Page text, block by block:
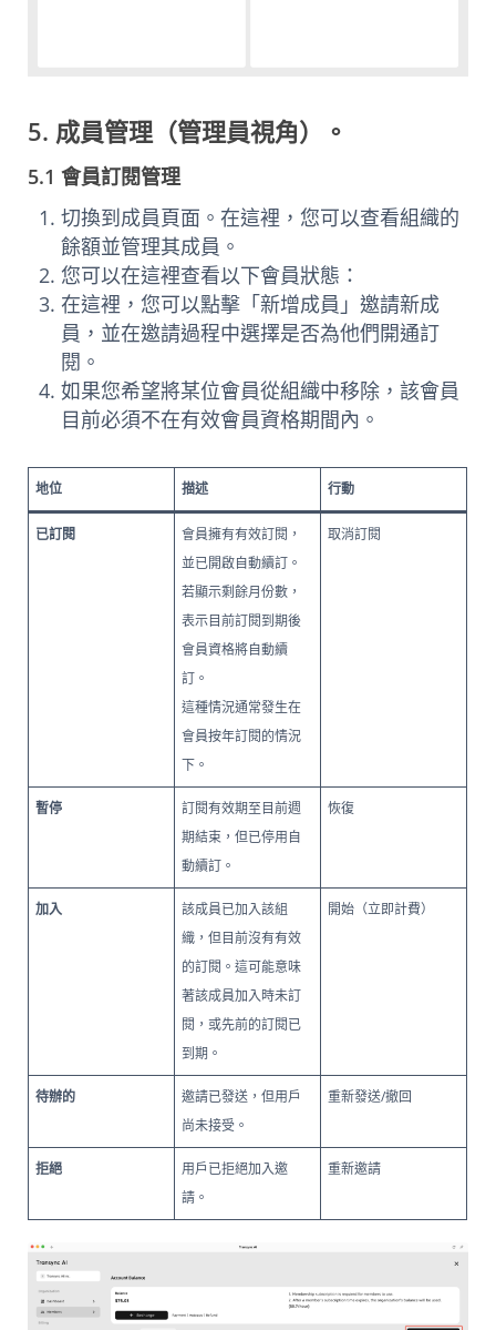
5. 成員管理（管理員視角）。
5.1 會員訂閱管理
切換到成員頁面。在這裡，您可以查看組織的
餘額並管理其成員。
您可以在這裡查看以下會員狀態：
在這裡，您可以點擊「新增成員」邀請新成
員，並在邀請過程中選擇是否為他們開通訂
閱。
如果您希望將某位會員從組織中移除，該會員
目前必須不在有效會員資格期間內。
地位 描述 行動
已訂閱
會員擁有有效訂閱，
並已開啟自動續訂。
若顯示剩餘月份數，
表示目前訂閱到期後
會員資格將自動續
訂。
這種情況通常發生在
會員按年訂閱的情況
下。
取消訂閱
暫停
訂閱有效期至目前週
期結束，但已停用自
動續訂。
恢復
加入
該成員已加入該組
織，但目前沒有有效
的訂閱。這可能意味
著該成員加入時未訂
閱，或先前的訂閱已
到期。
開始（立即計費）
待辦的
邀請已發送，但用戶
尚未接受。
重新發送/撤回
拒絕
用戶已拒絕加入邀
請。
重新邀請